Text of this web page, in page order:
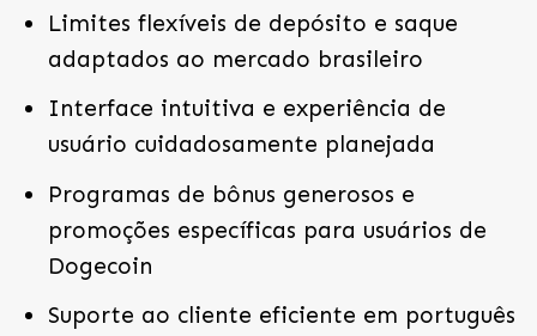
Limites flexíveis de depósito e saque
adaptados ao mercado brasileiro
Interface intuitiva e experiência de
usuário cuidadosamente planejada
Programas de bônus generosos e
promoções específicas para usuários de
Dogecoin
Suporte ao cliente eficiente em português